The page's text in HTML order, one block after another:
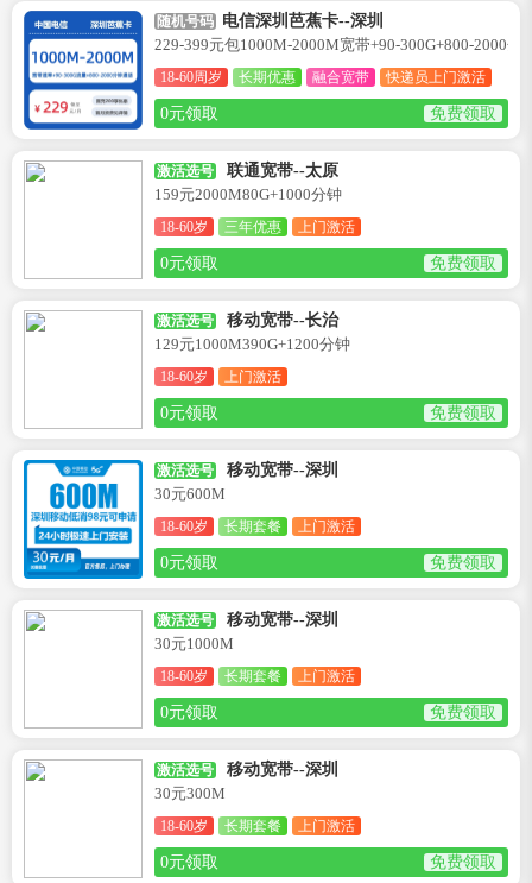
随机号码 电信深圳芭蕉卡--深圳
229-399元包1000M-2000M宽带+90-300G+800-2000分
18-60周岁 长期优惠 融合宽带 快递员上门激活
0元领取 免费领取
激活选号
联通宽带--太原
159元2000M80G+1000分钟
18-60岁 三年优惠 上门激活
0元领取 免费领取
激活选号
移动宽带--长治
129元1000M390G+1200分钟
18-60岁 上门激活
0元领取 免费领取
激活选号
移动宽带--深圳
30元600M
18-60岁 长期套餐 上门激活
0元领取 免费领取
激活选号
移动宽带--深圳
30元1000M
18-60岁 长期套餐 上门激活
0元领取 免费领取
激活选号
移动宽带--深圳
30元300M
18-60岁 长期套餐 上门激活
0元领取 免费领取